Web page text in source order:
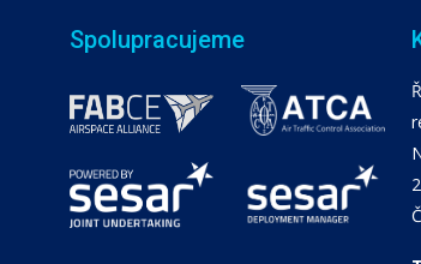
Spolupracujeme